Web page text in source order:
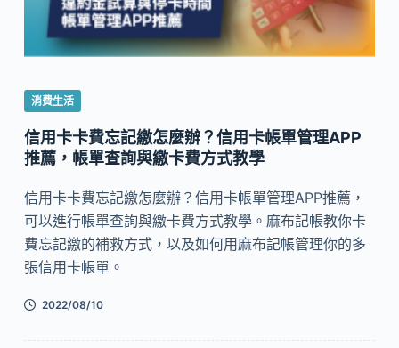
消費生活
信用卡卡費忘記繳怎麼辦？信用卡帳單管理APP
推薦，帳單查詢與繳卡費方式教學
信用卡卡費忘記繳怎麼辦？信用卡帳單管理APP推薦，
可以進行帳單查詢與繳卡費方式教學。麻布記帳教你卡
費忘記繳的補救方式，以及如何用麻布記帳管理你的多
張信用卡帳單。
2022/08/10